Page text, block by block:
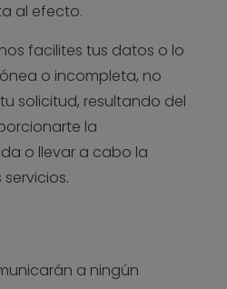
al efecto.
facilites tus datos o lo
o incompleta, no
solicitud, resultando del
la
o llevar a cabo la
a ningún